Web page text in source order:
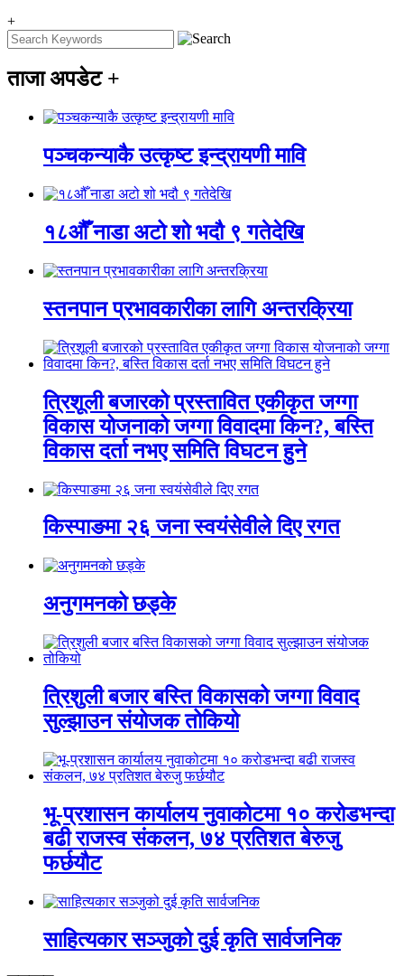
+
ताजा अपडेट +
पञ्चकन्याकै उत्कृष्ट इन्द्रायणी मावि
१८औँ नाडा अटो शो भदौ ९ गतेदेखि
स्तनपान प्रभावकारीका लागि अन्तरक्रिया
त्रिशूली बजारको प्रस्तावित एकीकृत जग्गा
विकास योजनाको जग्गा विवादमा किन?, बस्ति
विकास दर्ता नभए समिति विघटन हुने
किस्पाङमा २६ जना स्वयंसेवीले दिए रगत
अनुगमनको छड्के
त्रिशुली बजार बस्ति विकासको जग्गा विवाद
सुल्झाउन संयोजक तोकियो
भू-प्रशासन कार्यालय नुवाकोटमा १० करोडभन्दा
बढी राजस्व संकलन, ७४ प्रतिशत बेरुजु
फर्छयौट
साहित्यकार सञ्जुको दुई कृति सार्वजनिक